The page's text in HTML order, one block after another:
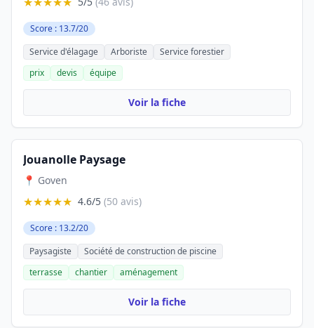
Score : 13.7/20
Service d'élagage
Arboriste
Service forestier
prix
devis équipe
Voir la fiche
Jouanolle Paysage
📍 Goven
★★★★★ 4.6/5 (50 avis)
Score : 13.2/20
Paysagiste
Société de construction de piscine
terrasse
chantier aménagement
Voir la fiche